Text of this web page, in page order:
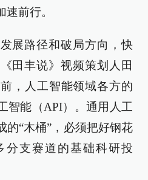
前行。
展路径和破局方向，快
田丰说》视频策划人田
，人工智能领域各方的
智能（API）。通用人工
的“木桶”，必须把好钢花
分支赛道的基础科研投